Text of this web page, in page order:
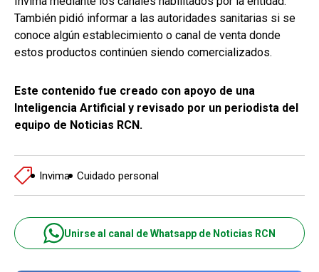
También pidió informar a las autoridades sanitarias si se
conoce algún establecimiento o canal de venta donde
estos productos continúen siendo comercializados.
Este contenido fue creado con apoyo de una
Inteligencia Artificial y revisado por un periodista del
equipo de Noticias RCN.
Invima Cuidado personal
Unirse al canal de Whatsapp de Noticias RCN